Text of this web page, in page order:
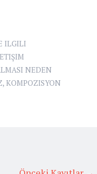
ILGILI
NEDEN
, KOMPOZISYON